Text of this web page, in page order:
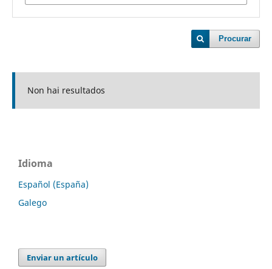
Procurar
Non hai resultados
Idioma
Español (España)
Galego
Enviar un artículo